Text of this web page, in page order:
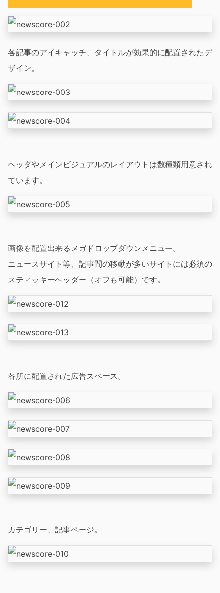
各記事のアイキャッチ、タイトルが効果的に配置されたデ
ザイン。
ヘッダやメインビジュアルのレイアウトは数種類用意され
ています。
画像を配置出来るメガドロップダウンメニュー。
ニュースサイト等、記事間の移動が多いサイトには必須の
スティッキーヘッダー（オフも可能）です。
各所に配置された広告スペース。
カテゴリー、記事ページ。